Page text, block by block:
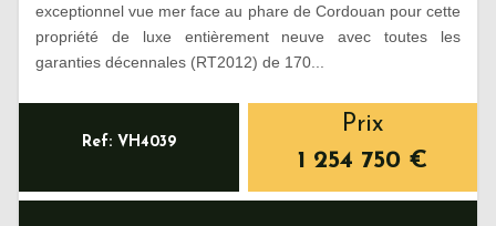
exceptionnel vue mer face au phare de Cordouan pour cette
propriété de luxe entièrement neuve avec toutes les
garanties décennales (RT2012) de 170...
Ref: VH4039
Prix
1 254 750 €